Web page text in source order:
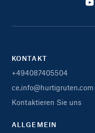
KONTAKT
+494087405504
ce.info@hurtigruten.com
Kontaktieren Sie uns
ALLGEMEIN